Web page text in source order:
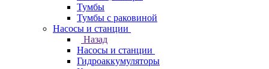
Тумбы
Тумбы с раковиной
Насосы и станции
Назад
Насосы и станции
Гидроаккумуляторы